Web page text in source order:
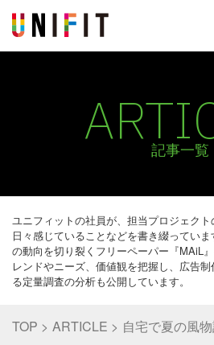
記事一覧
ユニフィットの社員が、担当プロジェクト
日々感じていることなどを書き綴ってい
の動向を切り裂くフリーペーパー『MAiL
レンドやニーズ、価値観を把握し、広告
る定量調査の分析も公開しています。
TOP ARTICLE 自宅で夏の風